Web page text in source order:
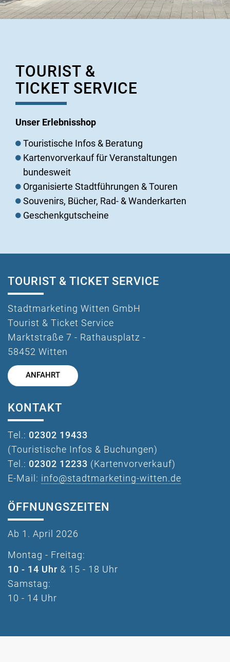
TOURIST &
TICKET SERVICE
Unser Erlebnisshop
Touristische Infos & Beratung
Kartenvorverkauf für Veranstaltungen
bundesweit
Organisierte Stadtführungen & Touren
Souvenirs, Bücher, Rad- & Wanderkarten
Geschenkgutscheine
TOURIST & TICKET SERVICE
Stadtmarketing Witten GmbH
Tourist & Ticket Service
Marktstraße 7 - Rathausplatz -
58452 Witten
ANFAHRT
KONTAKT
Tel.: 02302 19433
(Touristische Infos & Buchungen)
Tel.: 02302 12233 (Kartenvorverkauf)
E-Mail: info@stadtmarketing-witten.de
ÖFFNUNGSZEITEN
Ab 1. April 2026
Montag - Freitag:
10 - 14 Uhr & 15 - 18 Uhr
Samstag:
10 - 14 Uhr